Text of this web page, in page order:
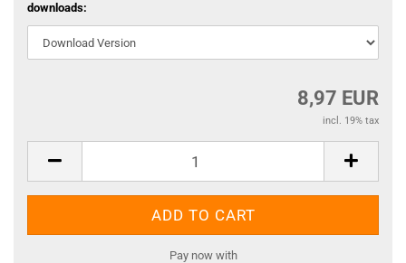
downloads:
8,97 EUR
incl. 19% tax
Pay now with